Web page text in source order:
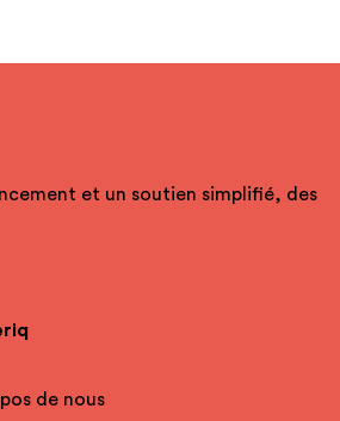
et un soutien simplifié, des
de nous